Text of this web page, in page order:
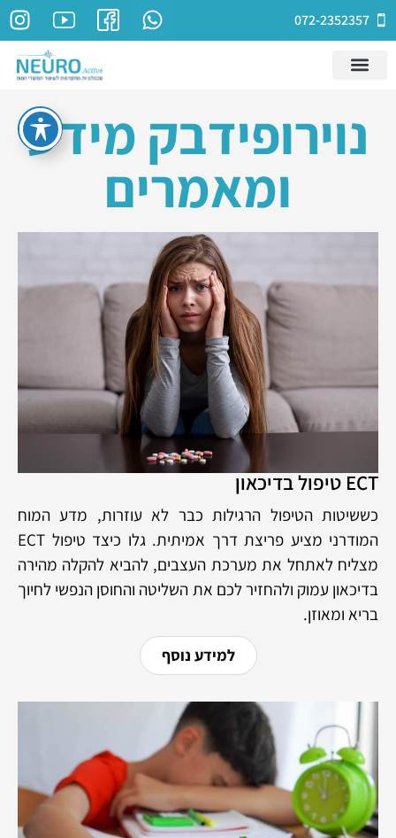
072-2352357
נוירופידבק מידע
ומאמרים
ECT טיפול בדיכאון
כששיטות הטיפול הרגילות כבר לא עוזרות, מדע המוח
המודרני מציע פריצת דרך אמיתית. גלו כיצד טיפול ECT
מצליח לאתחל את מערכת העצבים, להביא להקלה מהירה
בדיכאון עמוק ולהחזיר לכם את השליטה והחוסן הנפשי לחיוך
בריא ומאוזן.
למידע נוסף